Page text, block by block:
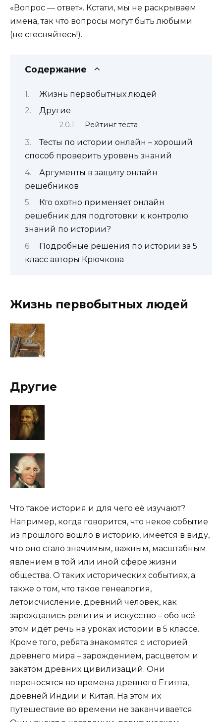
«Вопрос — ответ». Кстати, мы не раскрываем
имена, так что вопросы могут быть любыми
(не стесняйтесь!).
Содержание
Жизнь первобытных людей
Другие
Рейтинг теста
Тесты по истории онлайн – хороший
способ проверить уровень знаний
Аргументы в защиту онлайн
решебников
Кто охотно применяет онлайн
решебник для подготовки к контролю
знаний по истории?
Подробные решения по истории за 5
класс авторы Крючкова
Жизнь первобытных людей
Другие
Что такое история и для чего её изучают?
Например, когда говорится, что некое событие
из прошлого вошло в историю, имеется в виду,
что оно стало значимым, важным, масштабным
явлением в той или иной сфере жизни
общества. О таких исторических событиях, а
также о том, что такое генеалогия,
летоисчисление, древний человек, как
зарождались религия и искусство – обо всё
этом идёт речь на уроках истории в 5 классе.
Кроме того, ребята знакомятся с историей
древнего мира – зарождением, расцветом и
закатом древних цивилизаций. Они
переносятся во времена древнего Египта,
древней Индии и Китая. На этом их
путешествие во времени не заканчивается.